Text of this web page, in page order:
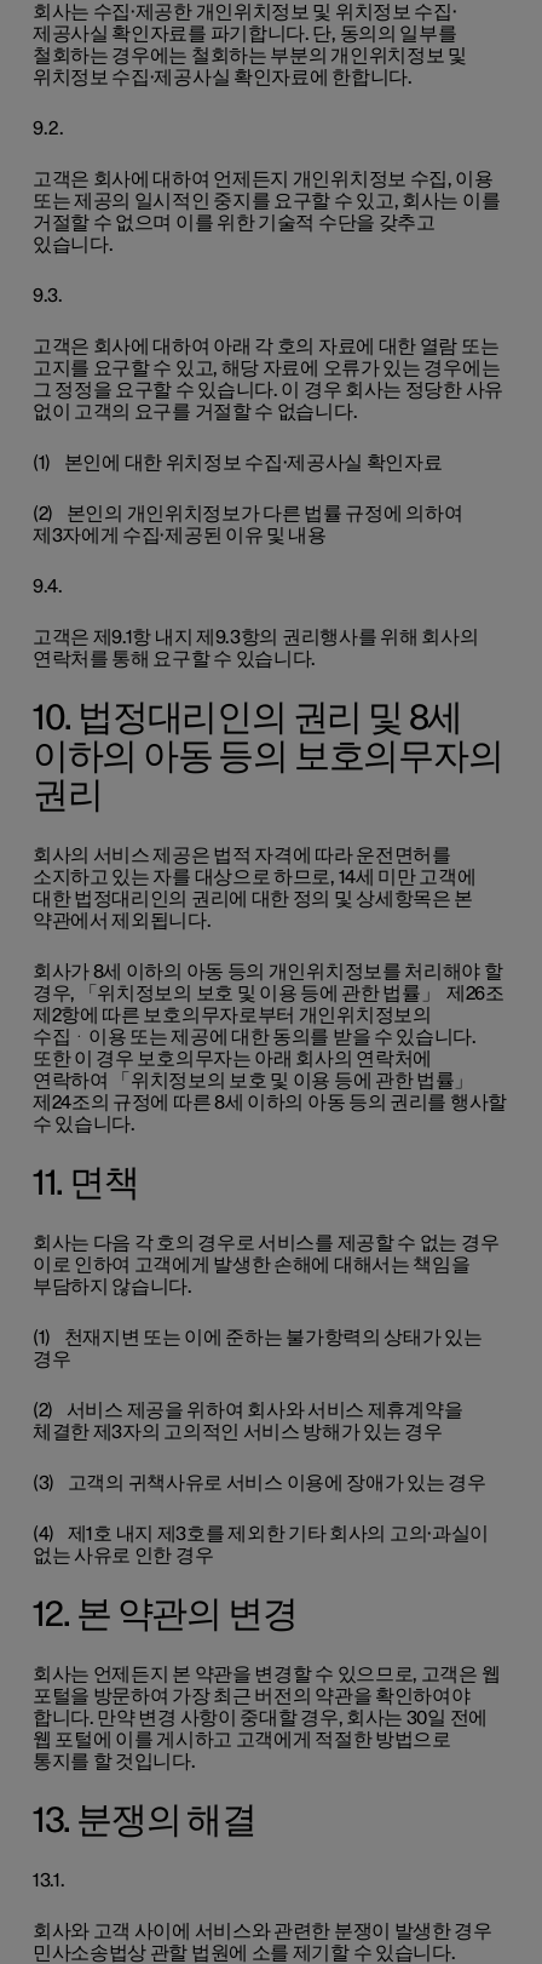
회사는 수집·제공한 개인위치정보 및 위치정보 수집·
제공사실 확인자료를 파기합니다. 단, 동의의 일부를
철회하는 경우에는 철회하는 부분의 개인위치정보 및
위치정보 수집·제공사실 확인자료에 한합니다.
9.2.
고객은 회사에 대하여 언제든지 개인위치정보 수집, 이용
또는 제공의 일시적인 중지를 요구할 수 있고, 회사는 이를
거절할 수 없으며 이를 위한 기술적 수단을 갖추고
있습니다.
9.3.
고객은 회사에 대하여 아래 각 호의 자료에 대한 열람 또는
고지를 요구할 수 있고, 해당 자료에 오류가 있는 경우에는
그 정정을 요구할 수 있습니다. 이 경우 회사는 정당한 사유
없이 고객의 요구를 거절할 수 없습니다.
(1) 본인에 대한 위치정보 수집·제공사실 확인자료
(2) 본인의 개인위치정보가 다른 법률 규정에 의하여
제3자에게 수집·제공된 이유 및 내용
9.4.
고객은 제9.1항 내지 제9.3항의 권리행사를 위해 회사의
연락처를 통해 요구할 수 있습니다.
10. 법정대리인의 권리 및 8세
이하의 아동 등의 보호의무자의
권리
회사의 서비스 제공은 법적 자격에 따라 운전면허를
소지하고 있는 자를 대상으로 하므로, 14세 미만 고객에
대한 법정대리인의 권리에 대한 정의 및 상세항목은 본
약관에서 제외됩니다.
회사가 8세 이하의 아동 등의 개인위치정보를 처리해야 할
경우, 「위치정보의 보호 및 이용 등에 관한 법률」 제26조
제2항에 따른 보호의무자로부터 개인위치정보의
수집ᆞ이용 또는 제공에 대한 동의를 받을 수 있습니다.
또한 이 경우 보호의무자는 아래 회사의 연락처에
연락하여 「위치정보의 보호 및 이용 등에 관한 법률」
제24조의 규정에 따른 8세 이하의 아동 등의 권리를 행사할
수 있습니다.
11. 면책
회사는 다음 각 호의 경우로 서비스를 제공할 수 없는 경우
이로 인하여 고객에게 발생한 손해에 대해서는 책임을
부담하지 않습니다.
(1) 천재지변 또는 이에 준하는 불가항력의 상태가 있는
경우
(2) 서비스 제공을 위하여 회사와 서비스 제휴계약을
체결한 제3자의 고의적인 서비스 방해가 있는 경우
(3) 고객의 귀책사유로 서비스 이용에 장애가 있는 경우
(4) 제1호 내지 제3호를 제외한 기타 회사의 고의∙과실이
없는 사유로 인한 경우
12. 본 약관의 변경
회사는 언제든지 본 약관을 변경할 수 있으므로, 고객은 웹
포털을 방문하여 가장 최근 버전의 약관을 확인하여야
합니다. 만약 변경 사항이 중대할 경우, 회사는 30일 전에
웹 포털에 이를 게시하고 고객에게 적절한 방법으로
통지를 할 것입니다.
13. 분쟁의 해결
13.1.
회사와 고객 사이에 서비스와 관련한 분쟁이 발생한 경우
민사소송법상 관할 법원에 소를 제기할 수 있습니다.